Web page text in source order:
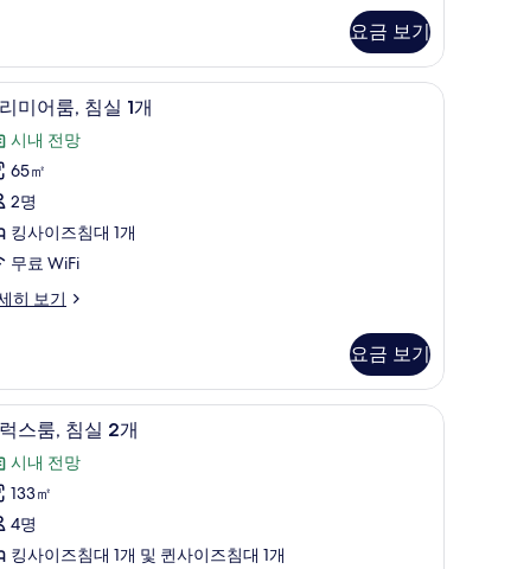
요금 보기
공간 고급 침구, 객실 내 금고, 책상, 노트북 작업 공간
7 미어룸, 침실 1개
시내 전망
65㎡
2명
킹사이즈침대 1개
무료 WiFi
히 보기
요금 보기
디럭스룸, 침실 2개 | 고급 침구, 객실 내 금고,
7 스룸, 침실 2개
시내 전망
133㎡
4명
킹사이즈침대 1개 및 퀸사이즈침대 1개